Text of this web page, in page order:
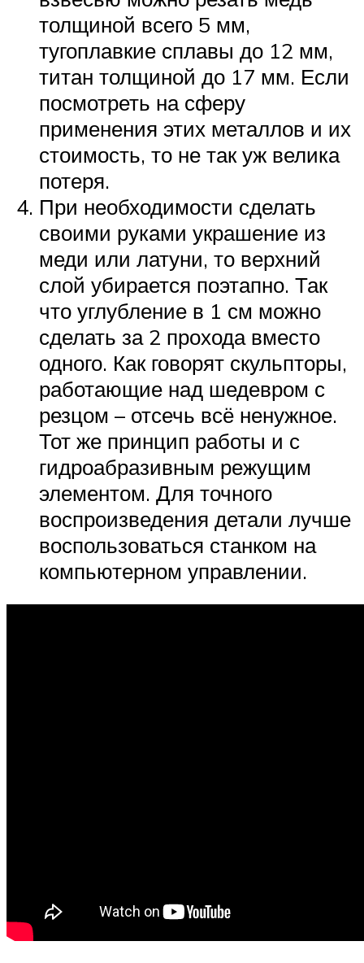
толщиной всего 5 мм,
тугоплавкие сплавы до 12 мм,
титан толщиной до 17 мм. Если
посмотреть на сферу
применения этих металлов и их
стоимость, то не так уж велика
потеря.
При необходимости сделать
своими руками украшение из
меди или латуни, то верхний
слой убирается поэтапно. Так
что углубление в 1 см можно
сделать за 2 прохода вместо
одного. Как говорят скульпторы,
работающие над шедевром с
резцом – отсечь всё ненужное.
Тот же принцип работы и с
гидроабразивным режущим
элементом. Для точного
воспроизведения детали лучше
воспользоваться станком на
компьютерном управлении.